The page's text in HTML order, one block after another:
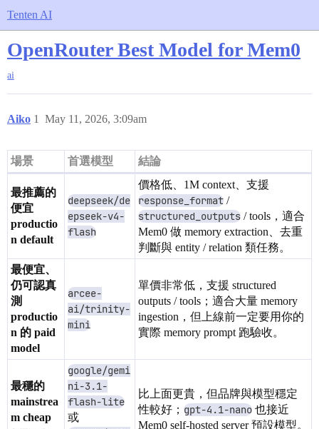
Tenten AI
OpenRouter Best Model for Mem0
ai
Aiko May 11, 2026, 3:09am
1
場景 首選模型 結論
最推薦的
便宜
productio
n default
deepseek/de
epseek-v4-
flash
價格低、1M context、支援
response_format /
structured_outputs / tools，適合
Mem0 做 memory extraction、去重
判斷與 entity / relation 類任務。
最便宜、
仍可認真
測
productio
n 的 paid
model
arcee-
ai/trinity-
mini
單價非常低，支援 structured
outputs / tools；適合大量 memory
ingestion，但上線前一定要用你的
實際 memory prompt 跑驗收。
最穩的
mainstrea
m cheap
google/gemi
ni-3.1-
flash-lite
或
比上面更貴，但品牌與模型穩定
性較好； gpt-4.1-nano 也接近
Mem0 self-hosted server 預設模型。